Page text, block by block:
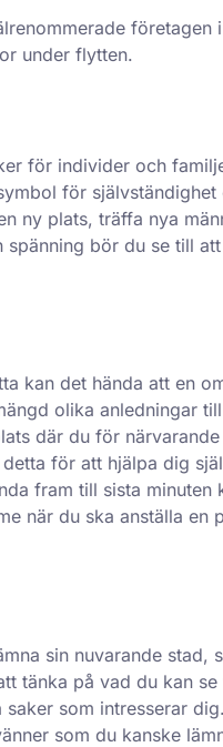
företagen i
under flytten.
för individer och
för
ny plats, träffa nya
bör du se till
kan det hända att en
olika anledningar
där du för
för att hjälpa dig
fram till sista minuten
när du ska anställa en
sin nuvarande stad,
tänka på vad du kan
som intresserar
som du kanske